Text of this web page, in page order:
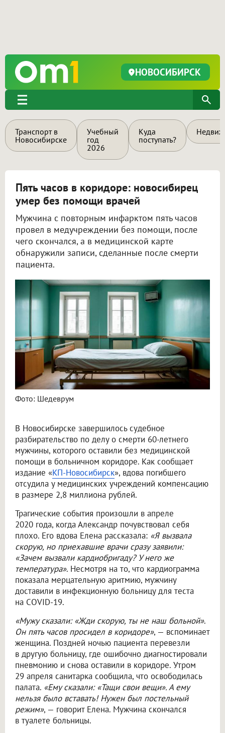
НОВОСИБИРСК
Транспорт в
Новосибирске
Учебный
год
2026
Куда
поступать?
Пять часов в коридоре: новосибирец
умер без помощи врачей
Мужчина с повторным инфарктом пять часов
провел в медучреждении без помощи, после
чего скончался, а в медицинской карте
обнаружили записи, сделанные после смерти
пациента.
Фото: Шедеврум
В Новосибирске завершилось судебное
разбирательство по делу о смерти 60-летнего
мужчины, которого оставили без медицинской
помощи в больничном коридоре. Как сообщает
издание «КП-Новосибирск», вдова погибшего
отсудила у медицинских учреждений компенсацию
в размере 2,8 миллиона рублей.
Трагические события произошли в апреле
2020 года, когда Александр почувствовал себя
плохо. Его вдова Елена рассказала: «Я вызвала
скорую, но приехавшие врачи сразу заявили:
«Зачем вызвали кардиобригаду? У него же
температура». Несмотря на то, что кардиограмма
показала мерцательную аритмию, мужчину
доставили в инфекционную больницу для теста
на COVID-19.
«Мужу сказали: «Жди скорую, ты не наш больной».
Он пять часов просидел в коридоре», — вспоминает
женщина. Поздней ночью пациента перевезли
в другую больницу, где ошибочно диагностировали
пневмонию и снова оставили в коридоре. Утром
29 апреля санитарка сообщила, что освободилась
палата. «Ему сказали: «Тащи свои вещи». А ему
нельзя было вставать! Нужен был постельный
режим», — говорит Елена. Мужчина скончался
в туалете больницы.